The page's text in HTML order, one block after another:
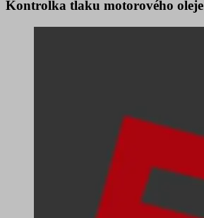
Kontrolka tlaku motorového oleje